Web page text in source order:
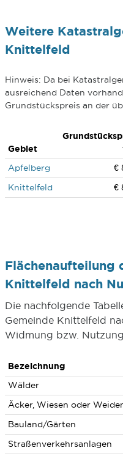
Weitere
Knittelfeld
Hinweis: Da bei
ausreichend Daten
Grundstückspreis an der
Gebiet
Apfelberg
€
Knittelfeld
€
Flächenaufteilung
Knittelfeld nach
Die nachfolgende
Gemeinde Knittelfeld
Widmung bzw.
Bezeichnung
Wälder
Äcker, Wiesen oder
Bauland/Gärten
Straßenverkehrsanlagen